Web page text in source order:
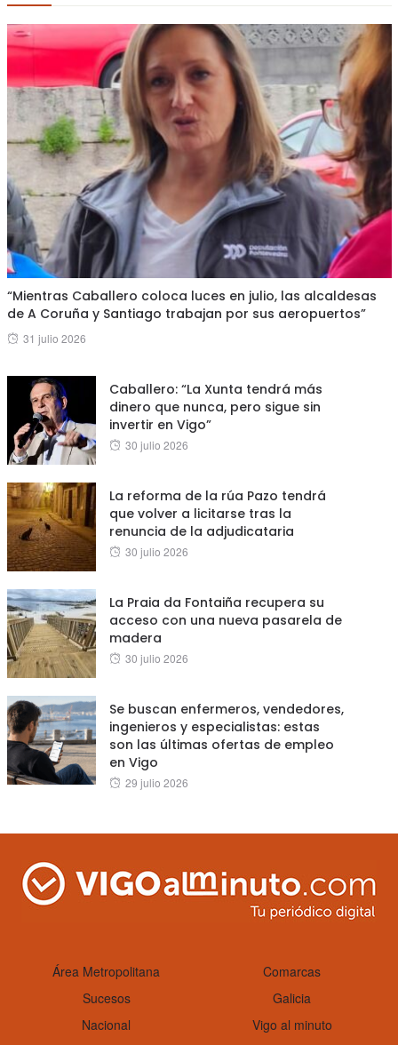
“Mientras Caballero coloca luces en julio, las alcaldesas
de A Coruña y Santiago trabajan por sus aeropuertos”
Posted
31 julio 2026
Caballero: “La Xunta tendrá más
dinero que nunca, pero sigue sin
invertir en Vigo”
Posted
30 julio 2026
La reforma de la rúa Pazo tendrá
que volver a licitarse tras la
renuncia de la adjudicataria
Posted
30 julio 2026
La Praia da Fontaiña recupera su
acceso con una nueva pasarela de
madera
Posted
30 julio 2026
Se buscan enfermeros, vendedores,
ingenieros y especialistas: estas
son las últimas ofertas de empleo
en Vigo
Posted
29 julio 2026
Área Metropolitana
Comarcas
Sucesos
Galicia
Nacional
Vigo al minuto